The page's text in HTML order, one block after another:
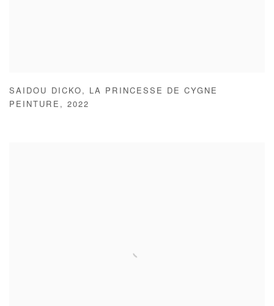
SAIDOU DICKO , LA PRINCESSE DE CYGNE
PEINTURE , 2022